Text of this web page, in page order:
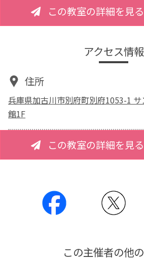
この教室の詳細を見る
アクセス情報
住所
兵庫県加古川市別府町別府1053-1
館1F
この教室の詳細を見る
この主催者の他